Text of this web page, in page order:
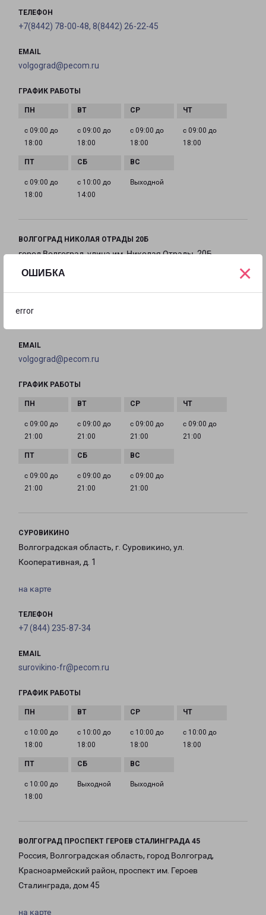
ОШИБКА
error
×
ТЕЛЕФОН
+7(8442) 78-00-48, 8(8442) 26-22-45
EMAIL
volgograd@pecom.ru
ГРАФИК РАБОТЫ
с 09:00 до
18:00
с 09:00 до
18:00
с 09:00 до
18:00
с 09:00 до
18:00
с 09:00 до
18:00
с 10:00 до
14:00
Выходной
ВОЛГОГРАД НИКОЛАЯ ОТРАДЫ 20Б
город Волгоград, улица им. Николая Отрады, 20Б
EMAIL
volgograd@pecom.ru
ГРАФИК РАБОТЫ
с 09:00 до
21:00
с 09:00 до
21:00
с 09:00 до
21:00
с 09:00 до
21:00
с 09:00 до
21:00
с 09:00 до
21:00
с 09:00 до
21:00
СУРОВИКИНО
Волгоградская область, г. Суровикино, ул.
Кооперативная, д. 1
на карте
ТЕЛЕФОН
+7 (844) 235-87-34
EMAIL
surovikino-fr@pecom.ru
ГРАФИК РАБОТЫ
с 10:00 до
18:00
с 10:00 до
18:00
с 10:00 до
18:00
с 10:00 до
18:00
с 10:00 до
18:00
Выходной Выходной
ВОЛГОГРАД ПРОСПЕКТ ГЕРОЕВ СТАЛИНГРАДА 45
Россия, Волгоградская область, город Волгоград,
Красноармейский район, проспект им. Героев
Сталинграда, дом 45
на карте